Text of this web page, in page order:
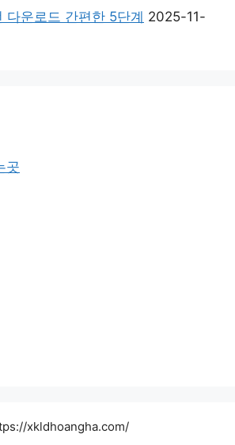
다운로드 간편한 5단계 2025-11-
곳
xkldhoangha.com/